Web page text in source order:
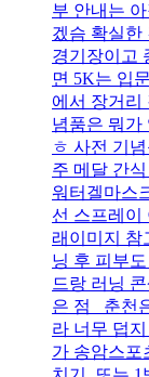
부 안내는
겠슴 확실한
경기장이고
면 5K는 입
에서 장거리
념품은 뭐가
ㅎ 사전 기
주 메달 간
워터겔마스
선 스프레이
래이미지 참
닝 후 피부
드랑 러닝
은 점 춘천
라 너무 덥
가 송암스포